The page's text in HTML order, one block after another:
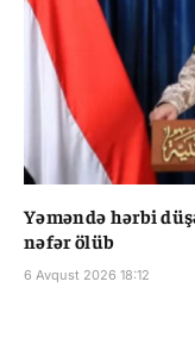
Yəməndə hərbi
nəfər ölüb
6 Avqust 2026 18:12